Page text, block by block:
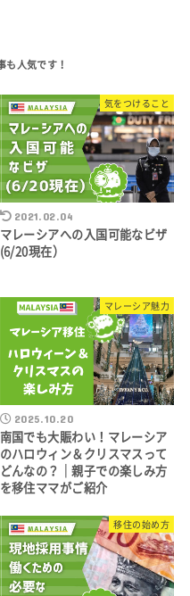
気をつけること
2021.02.04
マレーシアへの入国可能なビザ
(6/20現在）
マレーシア魅力
2025.10.20
南国でも大賑わい！マレーシア
のハロウィン＆クリスマスって
どんなの？｜親子での楽しみ方
を移住ママがご紹介
移住の始め方